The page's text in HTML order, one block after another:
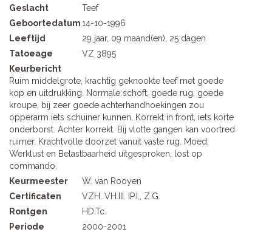
Geslacht
Teef
Geboortedatum14-10-1996
Leeftijd
29 jaar, 09 maand(en), 25 dagen
Tatoeage
VZ 3895
Keurbericht
Ruim middelgrote, krachtig geknookte teef met goede
kop en uitdrukking. Normale schoft, goede rug, goede
kroupe, bij zeer goede achterhandhoekingen zou
opperarm iets schuiner kunnen. Korrekt in front, iets korte
onderborst. Achter korrekt. Bij vlotte gangen kan voortred
ruimer. Krachtvolle doorzet vanuit vaste rug. Moed,
Werklust en Belastbaarheid uitgesproken, lost op
commando.
Keurmeester
W. van Rooyen
Certificaten
VZH. VH.III. IP.I., Z.G.
Rontgen
HD.Tc.
Periode
2000-2001